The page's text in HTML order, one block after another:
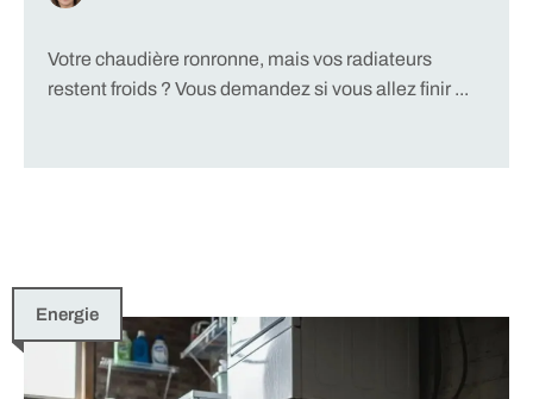
Votre chaudière ronronne, mais vos radiateurs
restent froids ? Vous demandez si vous allez finir ...
Energie